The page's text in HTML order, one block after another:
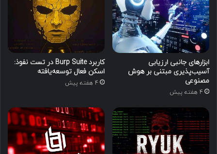
ابزارهای جانبی ارزیابی
آسیب‌پذیری مبتنی بر هوش
مصنوعی
4 هفته پیش
کاربرد Burp Suite در تست نفوذ:
اسکن فعال توسعه‌یافته
4 هفته پیش